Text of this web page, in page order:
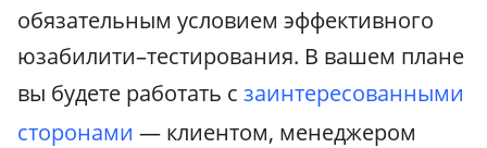
обязательным условием эффективного
юзабилити–тестирования. В вашем плане
вы будете работать с заинтересованными
сторонами — клиентом, менеджером